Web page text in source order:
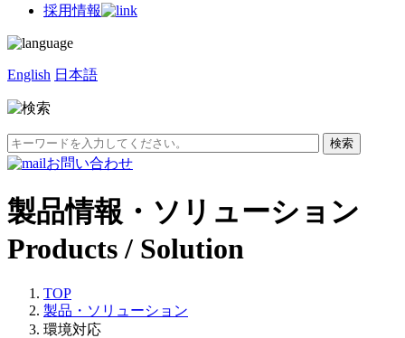
採用情報
English 日本語
お問い合わせ
製品情報・ソリューション
Products / Solution
TOP
製品・ソリューション
環境対応